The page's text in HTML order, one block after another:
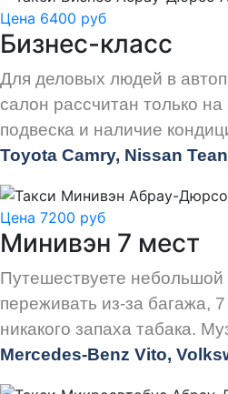
Цена 6400 руб
Бизнес-класс
Для деловых людей в
салон рассчитан только
подвеска и наличие
Toyota Camry, Nissan
Цена 7200 руб
Минивэн 7 мест
Путешествуете
переживать из-за багажа,
никакого запаха табака.
Mercedes-Benz Vito,